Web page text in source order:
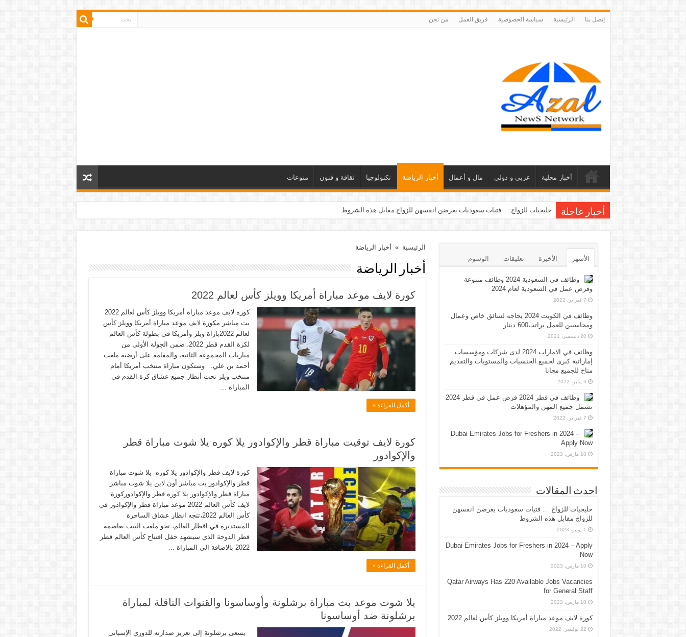
إتصل بنا الرئيسية سياسة الخصوصية فريق العمل من نحن
أخبار محلية عربي و دولي مال و أعمال أخبار الرياضة تكنولوجيا ثقافة و فنون منوعات
أخبار عاجلة خليجيات للزواج … فتيات سعوديات يعرضن انفسهن للزواج مقابل هذه الشروط
الرئيسية » أخبار الرياضة
أخبار الرياضة
كورة لايف موعد مباراة أمريكا وويلز كأس لعالم 2022
كورة لايف موعد مباراة أمريكا وويلز كأس لعالم 2022
بث مباشر مكورة لايف موعد مباراة أمريكا وويلز كأس
لعالم 2022باراة ويلز وأمريكا في بطولة كأس العالم
لكرة القدم قطر 2022، ضمن الجولة الأولى من
مباريات المجموعة الثانية، والمقامة على أرضية ملعب
أحمد بن علي. وستكون مباراة منتخب أمريكا أمام
منتخب ويلز تحت أنظار جميع عشاق كرة القدم في
المباراة …
أكمل القراءة »
كورة لايف توقيت مباراة قطر والإكوادور يلا كوره يلا شوت مباراة قطر
والإكوادور
كورة لايف قطر والإكوادور يلا كوره يلا شوت مباراة
قطر والإكوادور بث مباشر أون لاين يلا شوت مباشر
مباراة قطر والإكوادور يلا كوره قطر والإكوادوركورة
لايف كأس العالم 2022 موعد مباراة قطر والإكوادور في
كأس العالم 2022،تتجه انظار عشاق الساحرة
المستديرة في اقطار العالم، نحو ملعب البيت بعاصمة
قطر الدوحة الذي سيشهد حفل افتتاح كأس العالم قطر
2022 بالاضافة الى المباراة …
أكمل القراءة »
يلا شوت موعد بث مباراة برشلونة وأوساسونا والقنوات الناقلة لمباراة
برشلونة ضد أوساسونا
يسعى برشلونة إلى تعزيز صدارته للدوري الإسباني
الأشهر الأخيرة تعليقات الوسوم
وظائف في السعودية 2024 وظائف متنوعة
وفرص عمل في السعودية لعام 2024
7 فبراير، 2022
وظائف في الكويت 2024 بحاجه لسائق خاص وعمال
ومحاسبين للعمل براتب600 دينار
20 ديسمبر، 2021
وظائف في الامارات 2024 لدى شركات ومؤسسات
إماراتية كبرى لجميع الجنسيات والمستويات والتقديم
متاح للجميع مجانا
6 يناير، 2022
وظائف في قطر 2024 فرص عمل في قطر 2024
تشمل جميع المهن والمؤهلات
7 فبراير، 2022
Dubai Emirates Jobs for Freshers in 2024 –
Apply Now
10 مارس، 2023
احدث المقالات
خليجيات للزواج … فتيات سعوديات يعرضن انفسهن
للزواج مقابل هذه الشروط
1 يونيو، 2023
Dubai Emirates Jobs for Freshers in 2024 – Apply
Now
10 مارس، 2023
Qatar Airways Has 220 Available Jobs Vacancies
for General Staff
10 مارس، 2023
كورة لايف موعد مباراة أمريكا وويلز كأس لعالم 2022
22 نوفمبر، 2022